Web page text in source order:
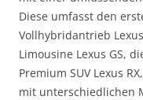
Diese umfasst den
Vollhybridantrieb
Limousine Lexus GS,
Premium SUV Lexus
mit unterschiedlichen